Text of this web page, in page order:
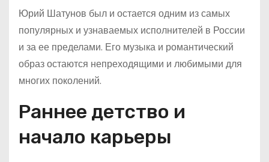
Юрий Шатунов был и остается одним из самых
популярных и узнаваемых исполнителей в России
и за ее пределами. Его музыка и романтический
образ остаются непреходящими и любимыми для
многих поколений.
Раннее детство и
начало карьеры